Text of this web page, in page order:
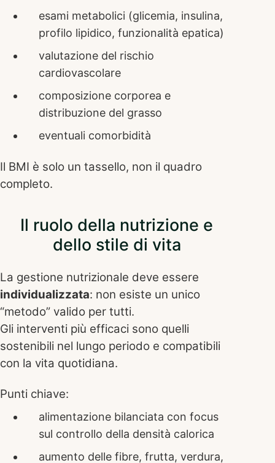
esami metabolici (glicemia, insulina,
profilo lipidico, funzionalità epatica)
valutazione del rischio
cardiovascolare
composizione corporea e
distribuzione del grasso
eventuali comorbidità
Il BMI è solo un tassello, non il quadro
completo.
Il ruolo della nutrizione e
dello stile di vita
La gestione nutrizionale deve essere
individualizzata: non esiste un unico
“metodo” valido per tutti.
Gli interventi più efficaci sono quelli
sostenibili nel lungo periodo e compatibili
con la vita quotidiana.
Punti chiave:
alimentazione bilanciata con focus
sul controllo della densità calorica
aumento delle fibre, frutta, verdura,